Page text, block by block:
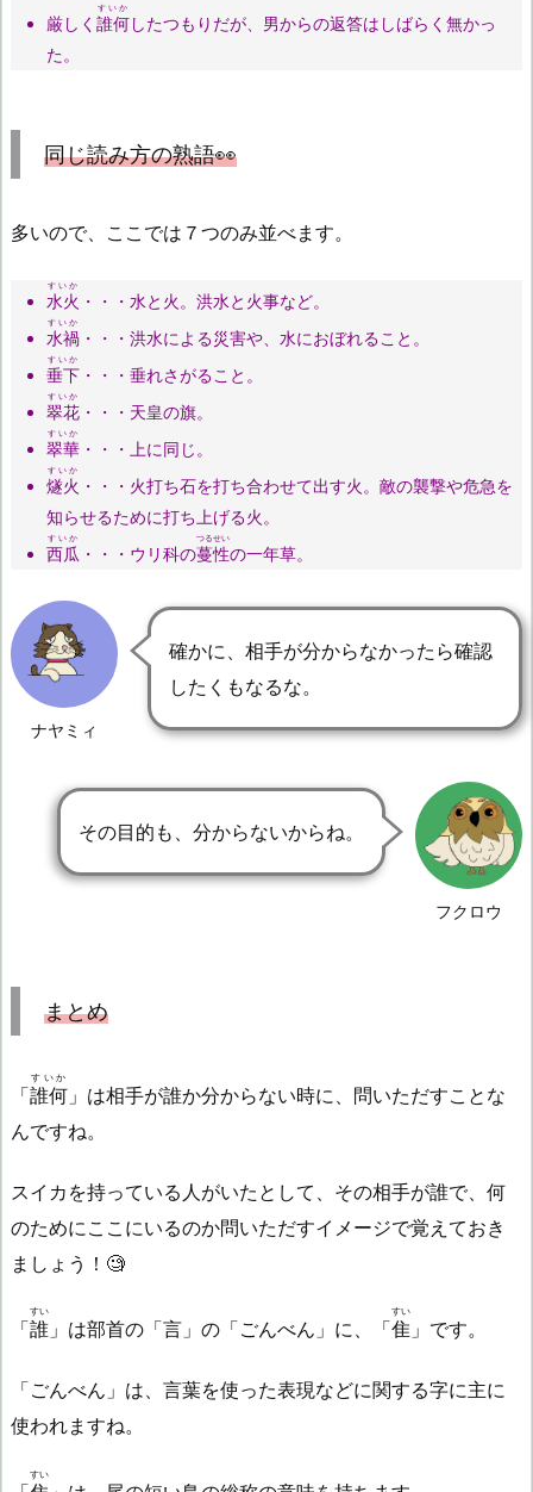
厳しく 誰何
すいか
したつもりだが、男からの返答はしばらく無かっ
た。
同じ読み方の熟語👀
多いので、ここでは７つのみ並べます。
水火
すいか
・・・水と火。洪水と火事など。
水禍
すいか
・・・洪水による災害や、水におぼれること。
垂下
すいか
・・・垂れさがること。
翠花
すいか
・・・天皇の旗。
翠華
すいか
・・・上に同じ。
燧火
すいか
・・・火打ち石を打ち合わせて出す火。敵の襲撃や危急を
知らせるために打ち上げる火。
西瓜
すいか
・・・ウリ科の蔓性
つるせい
の一年草。
ナヤミィ
確かに、相手が分からなかったら確認
したくもなるな。
フクロウ
その目的も、分からないからね。
まとめ
「誰何
すいか
」は相手が誰か分からない時に、問いただすことな
んですね。
スイカを持っている人がいたとして、その相手が誰で、何
のためにここにいるのか問いただすイメージで覚えておき
ましょう！🧐
「誰
すい
」は部首の「言」の「ごんべん」に、「隹
すい
」です。
「ごんべん」は、言葉を使った表現などに関する字に主に
使われますね。
すい